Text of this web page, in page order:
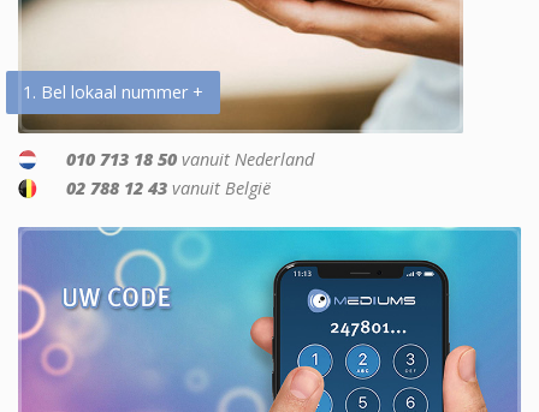
1. Bel lokaal nummer +
010 713 18 50 vanuit Nederland
02 788 12 43 vanuit België